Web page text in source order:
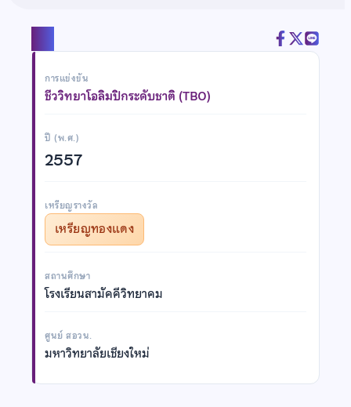
การแข่งขัน
ชีววิทยาโอลิมปิกระดับชาติ (TBO)
ปี (พ.ศ.)
2557
เหรียญรางวัล
เหรียญทองแดง
สถานศึกษา
โรงเรียนสามัคคีวิทยาคม
ศูนย์ สอวน.
มหาวิทยาลัยเชียงใหม่